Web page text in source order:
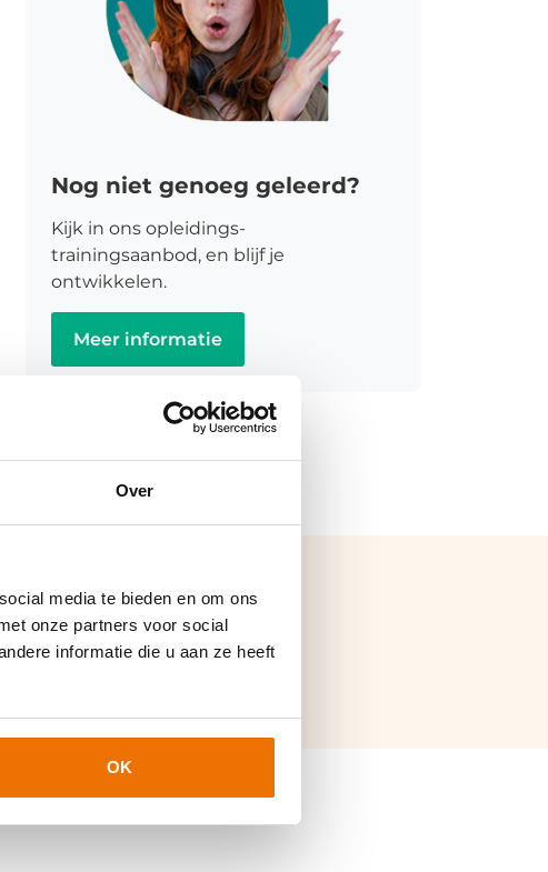
Over
media te bieden en om ons
onze partners voor social
informatie die u aan ze heeft
OK
Nog niet genoeg geleerd?
Kijk in ons opleidings-
trainingsaanbod, en blijf je
ontwikkelen.
Meer informatie